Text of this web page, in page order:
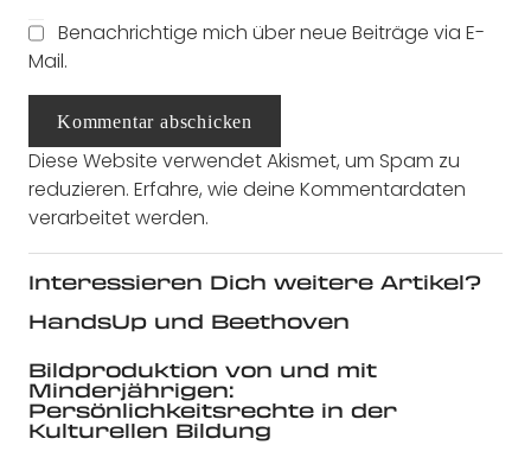
Benachrichtige mich über neue Beiträge via E-
Mail.
Kommentar abschicken
Diese Website verwendet Akismet, um Spam zu
reduzieren. Erfahre, wie deine Kommentardaten
verarbeitet werden.
Interessieren Dich weitere Artikel?
HandsUp und Beethoven
Bildproduktion von und mit
Minderjährigen:
Persönlichkeitsrechte in der
Kulturellen Bildung